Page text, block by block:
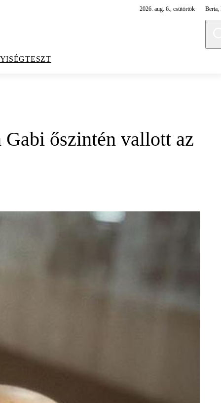
2026. aug. 6., csütörtök Berta,
őszintén vallott az